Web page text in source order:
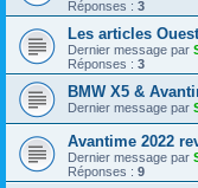
Réponses : 3
Les articles
Dernier message par
Réponses : 3
BMW X5 &
Dernier message par
Avantime 2022
Dernier message par
Réponses : 9